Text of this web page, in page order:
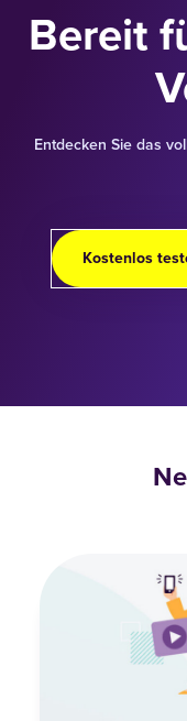
Bereit
Entdecken Sie das
Kostenlos